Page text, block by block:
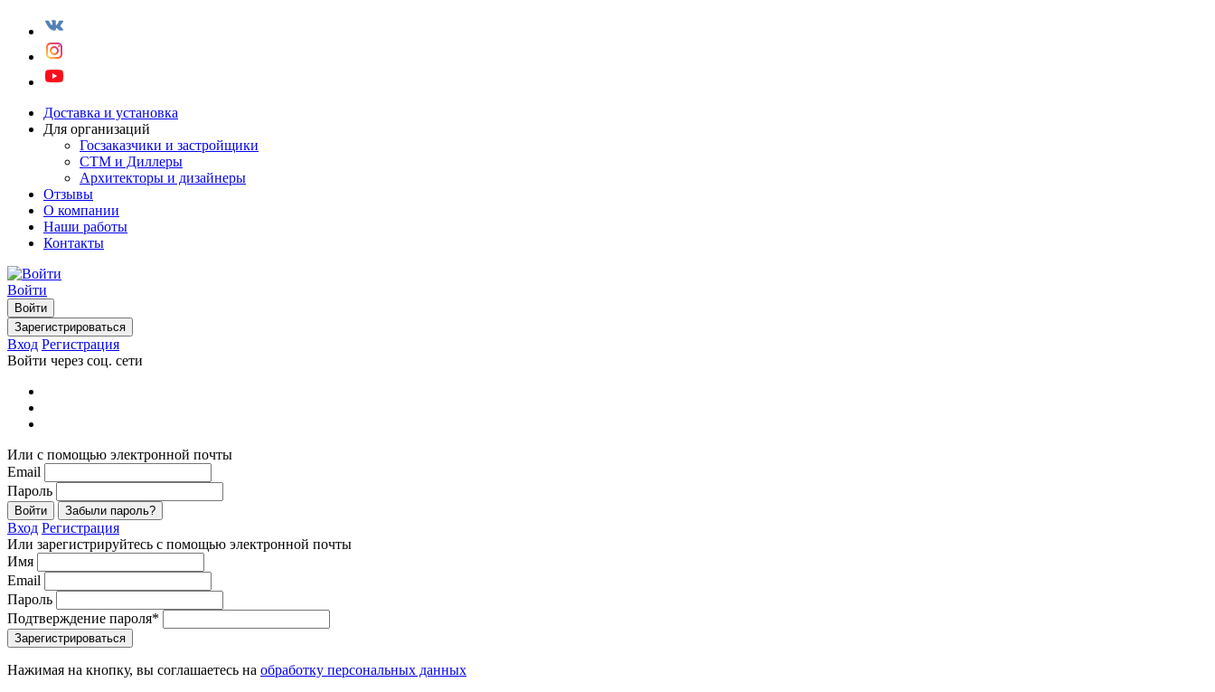
Доставка и установка
Для организаций
Госзаказчики и застройщики
СТМ и Диллеры
Архитекторы и дизайнеры
Отзывы
О компании
Наши работы
Контакты
Войти
Войти
Зарегистрироваться
Вход Регистрация
Войти через соц. сети
Или с помощью электронной почты
Email
Пароль
Войти Забыли пароль?
Вход Регистрация
Или зарегистрируйтесь с помощью электронной почты
Имя
Email
Пароль
Подтверждение пароля*
Зарегистрироваться
Нажимая на кнопку, вы соглашаетесь на обработку персональных данных